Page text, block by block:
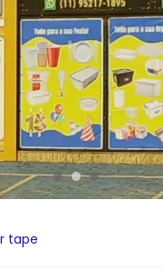
tape